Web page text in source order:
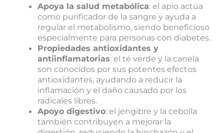
Apoya la salud metabólica: el apio actúa
como purificador de la sangre y ayuda a
regular el metabolismo, siendo beneficioso
especialmente para personas con diabetes.
Propiedades antioxidantes y
antiinflamatorias: el té verde y la canela
son conocidos por sus potentes efectos
antioxidantes, ayudando a reducir la
inflamación y el daño causado por los
radicales libres.
Apoyo digestivo: el jengibre y la cebolla
también contribuyen a mejorar la